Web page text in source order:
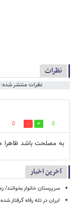
نظرات
نظرات منتشر شده: 1
0
0
به مصلحت باشد ظاهرا
آخرین اخبار
سرپرستان خانوار بخوانند/
ایران در تله رفاه گرفتار